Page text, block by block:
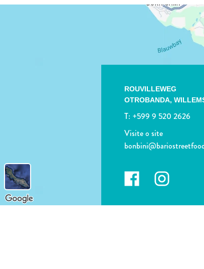
ROUVILLEWEG
OTROBANDA,
T: +599 9 520 2626
Visite o site